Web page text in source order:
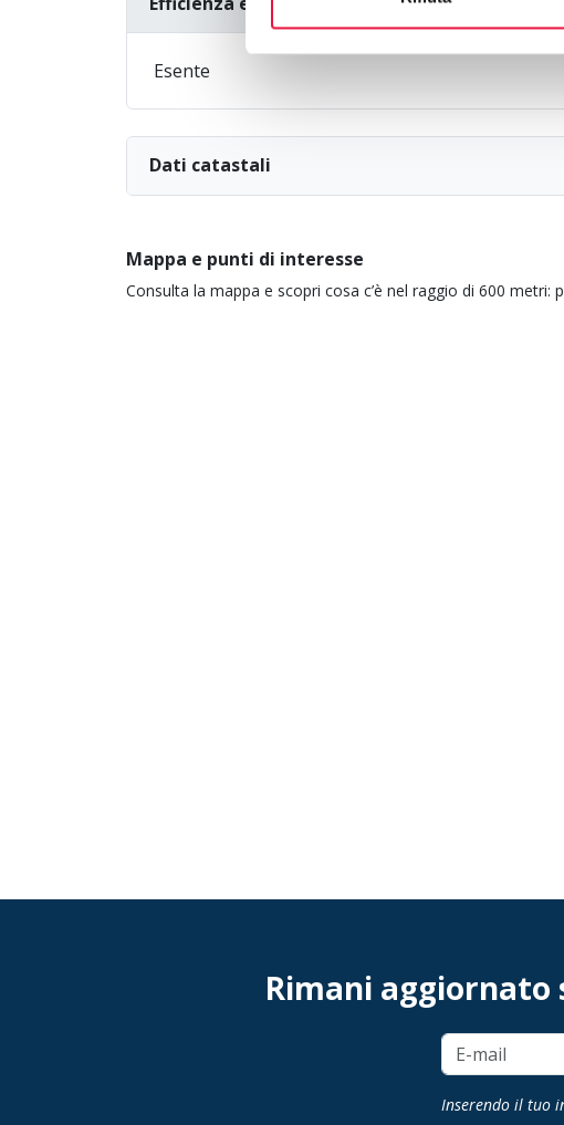
Esente
Dati catastali
Mappa e punti di interesse
Consulta la mappa e scopri cosa c’è nel raggio di 600
Rimani
Inserendo il tuo